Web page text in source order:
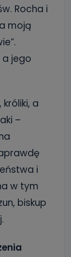
Rocha i
moją
a jego
króliki, a
–
i
w tym
biskup